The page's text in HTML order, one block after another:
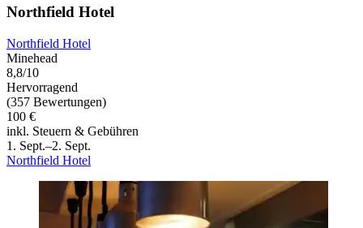
Northfield Hotel
Northfield Hotel
Minehead
8,8/10
Hervorragend
(357 Bewertungen)
100 €
inkl. Steuern & Gebühren
1. Sept.–2. Sept.
Northfield Hotel